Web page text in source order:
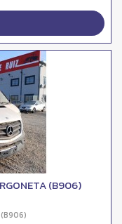
(B906)
(B906)